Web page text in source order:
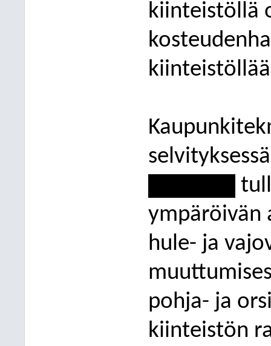
kiinteistöllä
ympäröivän
hule- ja
pohja- ja
kiinteistön